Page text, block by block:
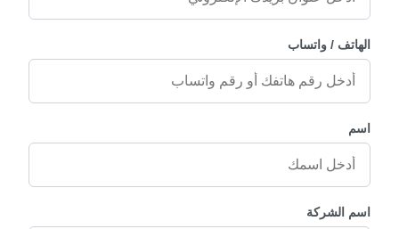
الهاتف / واتساب
اسم
اسم الشركة